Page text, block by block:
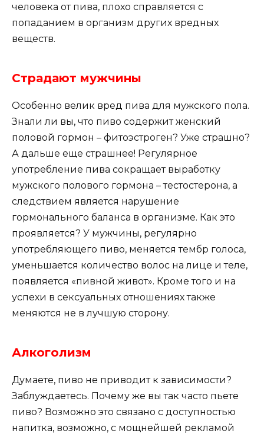
человека от пива, плохо справляется с
попаданием в организм других вредных
веществ.
Страдают мужчины
Особенно велик вред пива для мужского пола.
Знали ли вы, что пиво содержит женский
половой гормон – фитоэстроген? Уже страшно?
А дальше еще страшнее! Регулярное
употребление пива сокращает выработку
мужского полового гормона – тестостерона, а
следствием является нарушение
гормонального баланса в организме. Как это
проявляется? У мужчины, регулярно
употребляющего пиво, меняется тембр голоса,
уменьшается количество волос на лице и теле,
появляется «пивной живот». Кроме того и на
успехи в сексуальных отношениях также
меняются не в лучшую сторону.
Алкоголизм
Думаете, пиво не приводит к зависимости?
Заблуждаетесь. Почему же вы так часто пьете
пиво? Возможно это связано с доступностью
напитка, возможно, с мощнейшей рекламой